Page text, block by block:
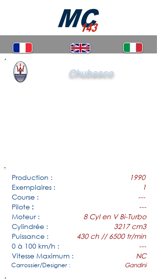
Chubasco
Production :
1990
Exemplaires :
1
Course :
---
Pilote :
---
Moteur :
8 Cyl en V Bi-Turbo
Cylindrée :
3217 cm3
Puissance :
430 ch // 6500 tr/min
0 à 100 km/h :
---
Vitesse Maximum :
NC
Carrossier/Designer : Gandini